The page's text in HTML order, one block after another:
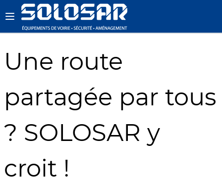
Une route
partagée par tous
? SOLOSAR y
croit !